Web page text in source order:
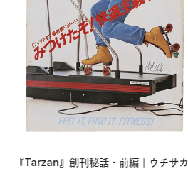
『Tarzan』創刊秘話・前編｜ウチサカ